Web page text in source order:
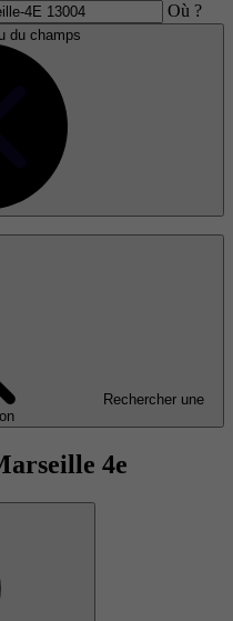
Où ?
du champs
Rechercher une
4e